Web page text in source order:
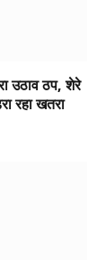
उठाव ठप, शेरे
रहा खतरा